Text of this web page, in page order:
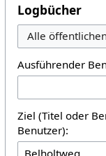
Logbücher
Alle
Ausführender
Ziel (Titel oder
Benutzer):